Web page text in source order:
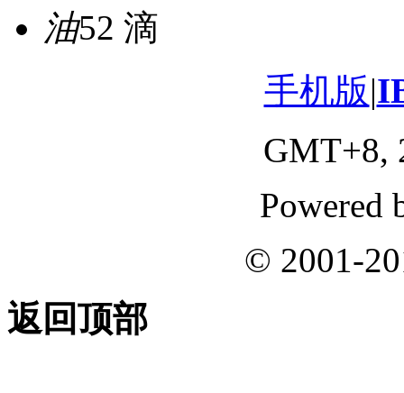
油52 滴
手机版|
GMT+8,
Powered
© 2001-
返回顶部